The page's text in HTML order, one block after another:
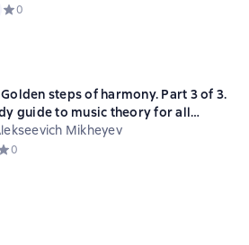
Средний рейтинг 0 на основе 0 оценок
0
steps of harmony. Part 3 of 3.
guide to music theory for all
Mikheyev
рейтинг 0 на основе 0 оценок
0